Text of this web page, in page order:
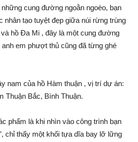
cung đường ngoằn ngoèo, bạn
nhân tạo tuyệt đẹp giữa núi rừng trùng
hồ Đa Mi , đây là một cung đường
em phượt thủ cũng đã từng ghé
nam của hồ Hàm thuận , vị trí dự án:
Thuận Bắc, Bình Thuận.
phẩm là khi nhìn vào công trình bạn
chỉ thấy một khối tựa dĩa bay lỡ lững